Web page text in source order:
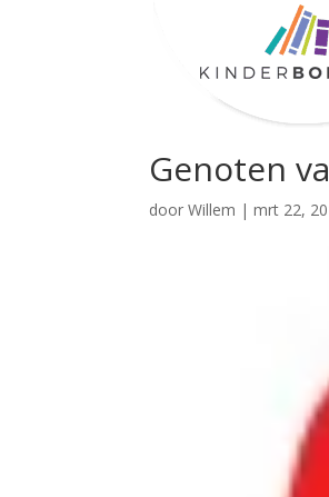
Genoten
doorWillem |mrt 22,